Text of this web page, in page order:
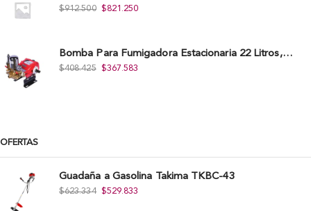
$912.500 $821.250
Bomba Para Fumigadora Estacionaria 22 Litros, Xp22-I.
$408.425 $367.583
OFERTAS
Guadaña a Gasolina Takima TKBC-43
$623.334 $529.833